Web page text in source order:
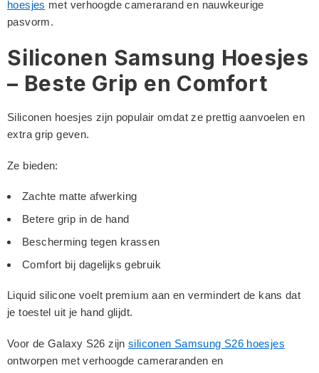
hoesjes met verhoogde camerarand en nauwkeurige
pasvorm.
Siliconen Samsung Hoesjes
– Beste Grip en Comfort
Siliconen hoesjes zijn populair omdat ze prettig aanvoelen en
extra grip geven.
Ze bieden:
Zachte matte afwerking
Betere grip in de hand
Bescherming tegen krassen
Comfort bij dagelijks gebruik
Liquid silicone voelt premium aan en vermindert de kans dat
je toestel uit je hand glijdt.
Voor de Galaxy S26 zijn siliconen Samsung S26 hoesjes
ontworpen met verhoogde cameraranden en